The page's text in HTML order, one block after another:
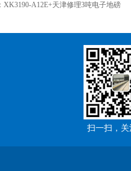
XK3190-A12E+天津修理3吨电子地磅
扫一扫，关